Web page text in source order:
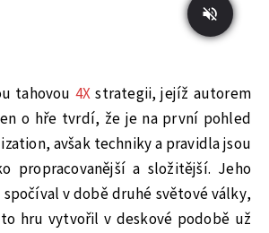
tahovou 4X strategii, jejíž autorem
o hře tvrdí, že je na první pohled
avšak techniky a pravidla jsou
propracovanější a složitější. Jeho
v době druhé světové války,
hru vytvořil v deskové podobě už